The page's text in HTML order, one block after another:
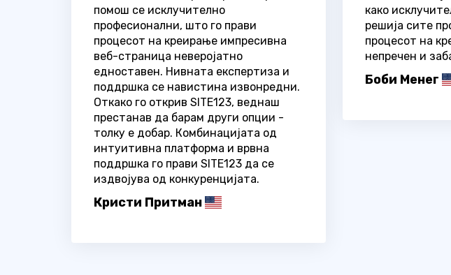
помош се исклучително
професионални, што го прави
процесот на креирање импресивна
веб-страница неверојатно
едноставен. Нивната експертиза и
поддршка се навистина извонредни.
Откако го открив SITE123, веднаш
престанав да барам други опции -
толку е добар. Комбинацијата од
интуитивна платформа и врвна
поддршка го прави SITE123 да се
издвојува од конкуренцијата.
Кристи Притман
како
решија сите
процесот на
непречен и
Боби Менег